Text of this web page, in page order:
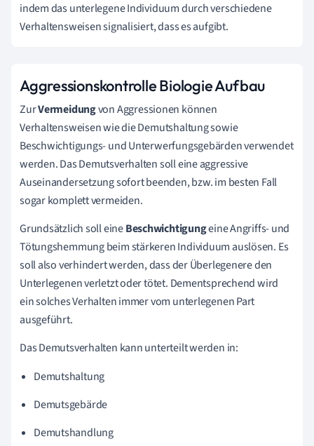
indem das unterlegene Individuum durch verschiedene
Verhaltensweisen signalisiert, dass es aufgibt.
Aggressionskontrolle Biologie Aufbau
ZurVermeidungvon Aggressionen können
Verhaltensweisen wie die Demutshaltung sowie
Beschwichtigungs- und Unterwerfungsgebärden verwendet
werden. Das Demutsverhalten soll eine aggressive
Auseinandersetzung sofort beenden, bzw. im besten Fall
sogar komplett vermeiden.
Grundsätzlich soll eineBeschwichtigungeine Angriffs- und
Tötungshemmung beim stärkeren Individuum auslösen. Es
soll also verhindert werden, dass der Überlegenere den
Unterlegenen verletzt oder tötet. Dementsprechend wird
ein solches Verhalten immer vom unterlegenen Part
ausgeführt.
Das Demutsverhalten kann unterteilt werden in:
Demutshaltung
Demutsgebärde
Demutshandlung